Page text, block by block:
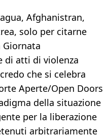
Afghanistran,
solo per citarne
Giornata
di atti di violenza
che si celebra
Aperte/Open Doors
della situazione
per la liberazione
arbitrariamente